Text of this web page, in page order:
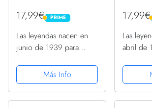
17,99€ PRIME
PRIME
Las leyendas nacen en
junio de 1939 para
PopSockets PopGrip
Intercambiable
Más Info
17,99€
Las
abril de